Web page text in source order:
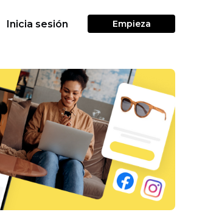
Inicia sesión Empieza